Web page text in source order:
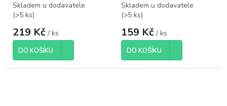
Skladem u dodavatele
(>5 ks)
219 Kč / ks
DO KOŠÍKU
Skladem u dodavatele
(>5 ks)
159 Kč / ks
DO KOŠÍKU